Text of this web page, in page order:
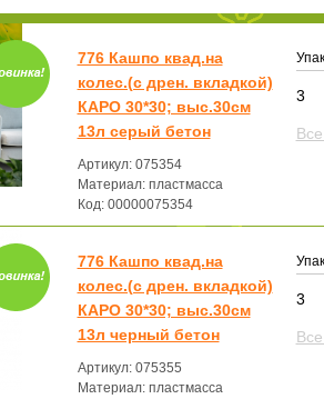
776 Кашпо квад.на
колес.(с дрен. вкладкой)
КАРО 30*30; выс.30см
13л серый бетон
Артикул: 075354
Материал: пластмасса
Код: 00000075354
3
776 Кашпо квад.на
колес.(с дрен. вкладкой)
КАРО 30*30; выс.30см
13л черный бетон
Артикул: 075355
Материал: пластмасса
3